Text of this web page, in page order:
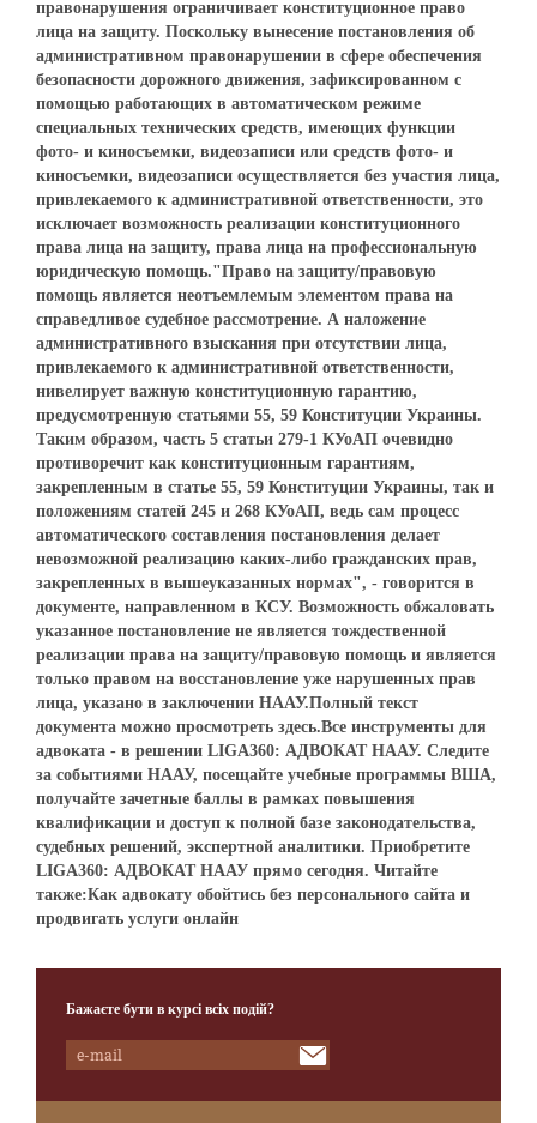
правонарушения ограничивает конституционное право
лица на защиту. Поскольку вынесение постановления об
административном правонарушении в сфере обеспечения
безопасности дорожного движения, зафиксированном с
помощью работающих в автоматическом режиме
специальных технических средств, имеющих функции
фото- и киносъемки, видеозаписи или средств фото- и
киносъемки, видеозаписи осуществляется без участия лица,
привлекаемого к административной ответственности, это
исключает возможность реализации конституционного
права лица на защиту, права лица на профессиональную
юридическую помощь."Право на защиту/правовую
помощь является неотъемлемым элементом права на
справедливое судебное рассмотрение. А наложение
административного взыскания при отсутствии лица,
привлекаемого к административной ответственности,
нивелирует важную конституционную гарантию,
предусмотренную статьями 55, 59 Конституции Украины.
Таким образом, часть 5 статьи 279-1 КУоАП очевидно
противоречит как конституционным гарантиям,
закрепленным в статье 55, 59 Конституции Украины, так и
положениям статей 245 и 268 КУоАП, ведь сам процесс
автоматического составления постановления делает
невозможной реализацию каких-либо гражданских прав,
закрепленных в вышеуказанных нормах", - говорится в
документе, направленном в КСУ. Возможность обжаловать
указанное постановление не является тождественной
реализации права на защиту/правовую помощь и является
только правом на восстановление уже нарушенных прав
лица, указано в заключении НААУ.Полный текст
документа можно просмотреть здесь.Все инструменты для
адвоката - в решении LIGA360: АДВОКАТ НААУ. Следите
за событиями НААУ, посещайте учебные программы ВША,
получайте зачетные баллы в рамках повышения
квалификации и доступ к полной базе законодательства,
судебных решений, экспертной аналитики. Приобретите
LIGA360: АДВОКАТ НААУ прямо сегодня. Читайте
также:Как адвокату обойтись без персонального сайта и
продвигать услуги онлайн
Бажаєте бути в курсі всіх подій?